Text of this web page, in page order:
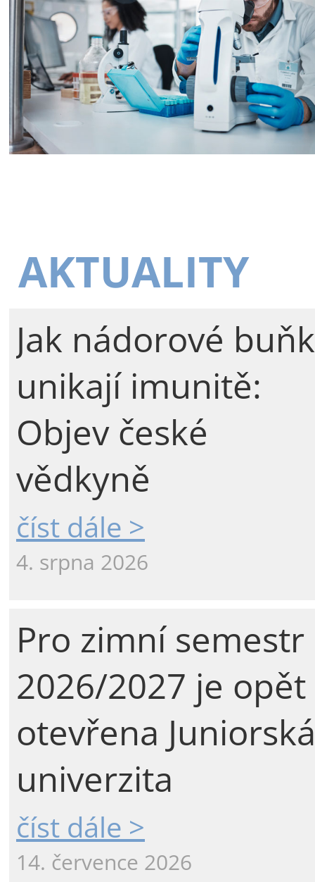
AKTUALITY
Jak nádorové
unikají imunitě:
Objev české
vědkyně
číst dále >
4. srpna 2026
Pro zimní semestr
2026/2027 je opět
otevřena Juniorská
univerzita
číst dále >
14. července 2026